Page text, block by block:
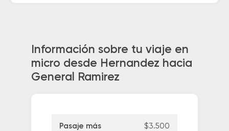
Información sobre tu viaje en
micro desde Hernandez hacia
General Ramirez
Pasaje más
$3.500